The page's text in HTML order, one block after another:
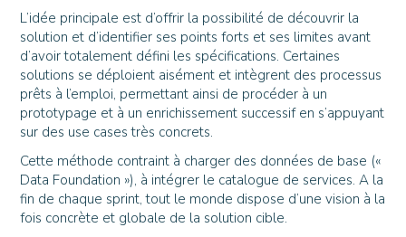
L’idée principale est d’offrir la possibilité de découvrir la
solution et d’identifier ses points forts et ses limites avant
d’avoir totalement défini les spécifications. Certaines
solutions se déploient aisément et intègrent des processus
prêts à l’emploi, permettant ainsi de procéder à un
prototypage et à un enrichissement successif en s’appuyant
sur des use cases très concrets.
Cette méthode contraint à charger des données de base («
Data Foundation »), à intégrer le catalogue de services. A la
fin de chaque sprint, tout le monde dispose d’une vision à la
fois concrète et globale de la solution cible.